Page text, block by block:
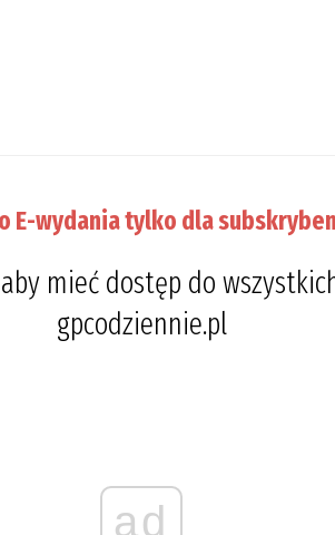
E-wydania tylko dla
mieć dostęp do
gpcodziennie.pl
ad